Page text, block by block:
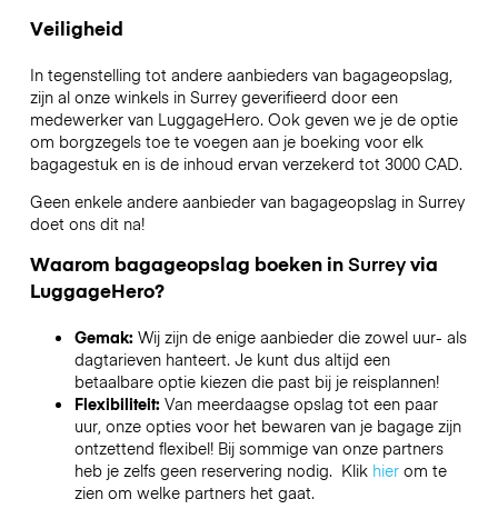
Veiligheid
In tegenstelling tot andere aanbieders van bagageopslag,
zijn al onze winkels in Surreygeverifieerd door een
medewerker van LuggageHero. Ook geven we je de optie
om borgzegels toe te voegen aan je boeking voor elk
bagagestuk en is de inhoud ervan verzekerd tot 3000 CAD.
Geen enkele andere aanbieder van bagageopslag in Surrey
doet ons dit na!
Waarom bagageopslag boeken inSurreyvia
LuggageHero?
Gemak: Wij zijn de enige aanbieder die zowel uur- als
dagtarieven hanteert. Je kunt dus altijd een
betaalbare optie kiezen die past bij je reisplannen!
Flexibiliteit: Van meerdaagse opslag tot een paar
uur, onze opties voor het bewaren van je bagage zijn
ontzettend flexibel! Bij sommige van onze partners
heb je zelfs geen reservering nodig. Klik hierom te
zien om welke partners het gaat.